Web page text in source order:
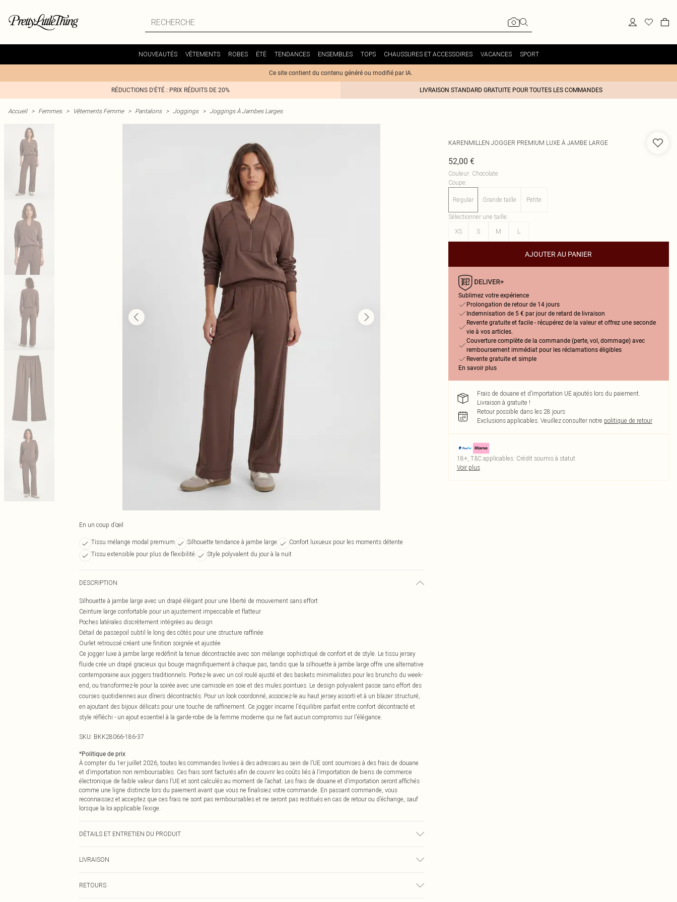
NOUVEAUTÉS VÊTEMENTS ROBES ÉTÉ TENDANCES ENSEMBLES TOPS CHAUSSURES ET ACCESSOIRES VACANCES SPORT
Ce site contient du contenu généré ou modifié par IA.
RÉDUCTIONS D'ÉTÉ : PRIX RÉDUITS DE 20% LIVRAISON STANDARD GRATUITE POUR TOUTES LES COMMANDES
Accueil > Femmes > Vêtements Femme > Pantalons > Joggings > Joggings À Jambes Larges
En un coup d’œil
Tissu mélange modal premium Silhouette tendance à jambe large
Confort luxueux pour les moments détente
Tissu extensible pour plus de flexibilité
Style polyvalent du jour à la nuit
DESCRIPTION
Silhouette à jambe large avec un drapé élégant pour une liberté de mouvement sans effort
Ceinture large confortable pour un ajustement impeccable et flatteur
Poches latérales discrètement intégrées au design
Détail de passepoil subtil le long des côtés pour une structure raffinée
Ourlet retroussé créant une finition soignée et ajustée
Ce jogger luxe à jambe large redéfinit la tenue décontractée avec son mélange sophistiqué de confort et de style. Le tissu jersey
fluide crée un drapé gracieux qui bouge magnifiquement à chaque pas, tandis que la silhouette à jambe large offre une alternative
contemporaine aux joggers traditionnels. Portez-le avec un col roulé ajusté et des baskets minimalistes pour les brunchs du week-
end, ou transformez-le pour la soirée avec une camisole en soie et des mules pointues. Le design polyvalent passe sans effort des
courses quotidiennes aux dîners décontractés. Pour un look coordonné, associez-le au haut jersey assorti et à un blazer structuré,
en ajoutant des bijoux délicats pour une touche de raffinement. Ce jogger incarne l'équilibre parfait entre confort décontracté et
style réfléchi - un ajout essentiel à la garde-robe de la femme moderne qui ne fait aucun compromis sur l'élégance.
SKU: BKK28066-186-37
*Politique de prix
À compter du 1er juillet 2026, toutes les commandes livrées à des adresses au sein de l’UE sont soumises à des frais de douane
et d’importation non remboursables. Ces frais sont facturés afin de couvrir les coûts liés à l’importation de biens de commerce
électronique de faible valeur dans l’UE et sont calculés au moment de l’achat. Les frais de douane et d’importation seront affichés
comme une ligne distincte lors du paiement avant que vous ne finalisiez votre commande. En passant commande, vous
reconnaissez et acceptez que ces frais ne sont pas remboursables et ne seront pas restitués en cas de retour ou d’échange, sauf
lorsque la loi applicable l’exige.
DÉTAILS ET ENTRETIEN DU PRODUIT
Élasthanne/Spandex. Le mannequin porte une taille S UK. Taille du mannequin 1m75. Longueur d'entrejambe approximative : 79
cm.
LIVRAISON
RETOURS
KARENMILLEN JOGGER PREMIUM LUXE À JAMBE LARGE
52,00 €
Couleur: Chocolate
Coupe:
Regular Grande taille Petite
Sélectionner une taille:
XS
S M L
AJOUTER AU PANIER
Sublimez votre expérience
Prolongation de retour de 14 jours
Indemnisation de 5 € par jour de retard de livraison
Revente gratuite et facile - récupérez de la valeur et offrez une seconde
vie à vos articles.
Couverture complète de la commande (perte, vol, dommage) avec
remboursement immédiat pour les réclamations éligibles
Revente gratuite et simple
En savoir plus
Frais de douane et d’importation UE ajoutés lors du paiement.
Livraison à gratuite !
Retour possible dans les 28 jours
Exclusions applicables. Veuillez consulter notre politique de retour
18+, T&C applicables. Crédit soumis à statut
Voir plus